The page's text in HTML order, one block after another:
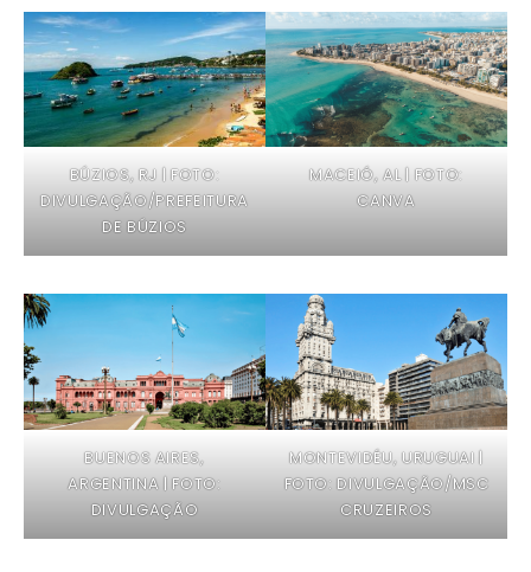
BÚZIOS, RJ | FOTO:
DIVULGAÇÃO/PREFEITURA
DE BÚZIOS
MACEIÓ, AL | FOTO:
CANVA
BUENOS AIRES,
ARGENTINA | FOTO:
DIVULGAÇÃO
MONTEVIDÉU, URUGUAI |
FOTO: DIVULGAÇÃO/MSC
CRUZEIROS